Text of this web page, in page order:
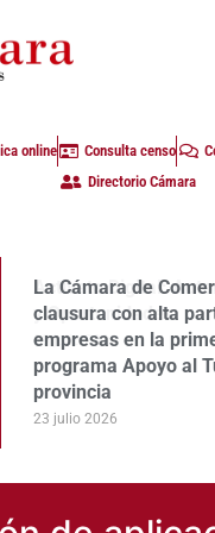
online Consulta censo
Directorio Cámara
La Cámara de
clausura con alta
empresas en la
programa Apoyo al
provincia
23 julio 2026